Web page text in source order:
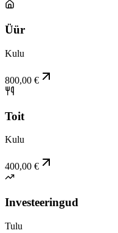
Üür
Kulu
800,00 €
Toit
Kulu
400,00 €
Investeeringud
Tulu